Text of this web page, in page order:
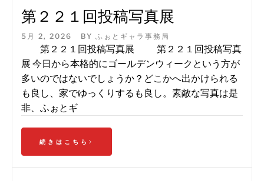
第２２１回投稿写真展
5月 2, 2026 BY ふぉとギャラ事務局
第２２１回投稿写真展 第２２１回投稿写真
展 今日から本格的にゴールデンウィークという方が
多いのではないでしょうか？どこかへ出かけられる
も良し、家でゆっくりするも良し。素敵な写真は是
非、ふぉとギ
続きはこちら